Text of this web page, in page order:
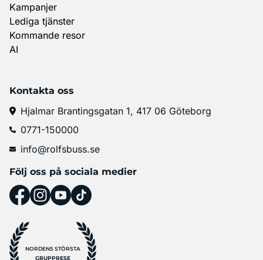
Kampanjer
Lediga tjänster
Kommande resor
AI
Kontakta oss
Hjalmar Brantingsgatan 1, 417 06 Göteborg
0771-150000
info@rolfsbuss.se
Följ oss på sociala medier
NORDENS STÖRSTA
GRUPPRESE